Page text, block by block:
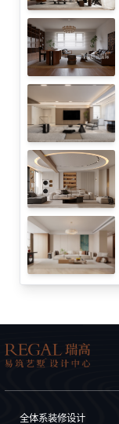
全体系装修设计